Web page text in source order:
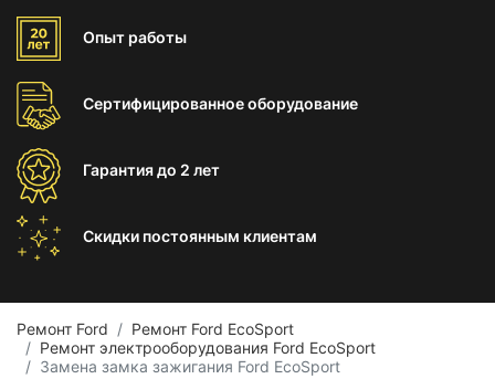
Опыт работы
Сертифицированноеоборудование
Гарантиядо 2 лет
Скидки постоянным клиентам
Ремонт Ford
Ремонт Ford EcoSport
Ремонт электрооборудования Ford EcoSport
Замена замка зажигания Ford EcoSport